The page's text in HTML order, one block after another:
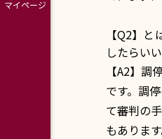
マイページ
【Q2】
したらい
【A2】
です。調
て審判の
もありま